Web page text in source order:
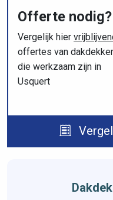
Offerte nodig?
Vergelijk hier
offertes van
die werkzaam zijn in
Usquert